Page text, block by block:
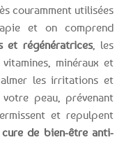
couramment utilisées
et on comprend
et régénératrices, les
minéraux et
les irritations et
peau, prévenant
et repulpent
de bien-être anti-